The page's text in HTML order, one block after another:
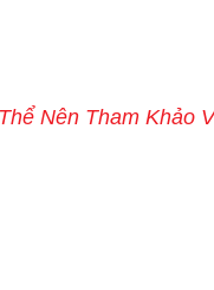
Nên Tham Khảo